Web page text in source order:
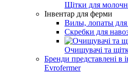
Щітки для
Інвентар для ферми
Вилы, лопаты
Скребки для
Очищувачі та
Бренди представлені в
Evrofermer